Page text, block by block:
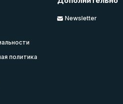
политика
Newsletter